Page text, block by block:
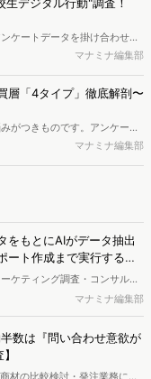
か。本レポートはこのような
グご担当者様におすすめの内
のフォームから無料でダウン
ケートデータを掛け合わせ、
ル行動実態やSNSの利用傾向
熟するなか、新興SNSの台頭
は新たな変化を見せていま
ダウンロードいただけま
マナミナ編集部
層「4タイプ」徹底解剖〜
がつきものです。アンケート
新商品の受容性も判断しきれ
記事のフォームから無料でダ
マナミナ編集部
をもとにAIがデータ抽出
ート作成まで実行する
供開始
ケティング調査・コンサルテ
リューズは、国内最大規模
したマーケティングリサーチ
新機能として、AIが市場分
律的にサポートする
始いたしました。
マナミナ編集部
数は『問い合わせ意欲が
材の比較検討・発注業務に携